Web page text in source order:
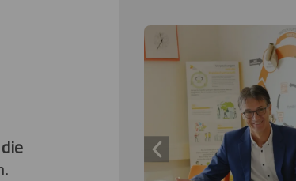
Carousel. Use
Previous slide